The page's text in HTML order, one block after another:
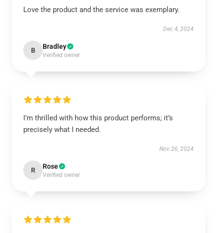
Love the product and the service was exemplary.
Dec 4, 2024
B Bradley
Verified owner
I’m thrilled with how this product performs; it’s
precisely what I needed.
Nov 26, 2024
R Rose
Verified owner